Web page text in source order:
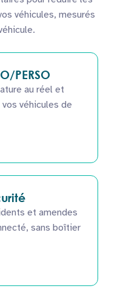
véhicules, mesurés
PERSO
au réel et
véhicules de
et amendes
sans boîtier